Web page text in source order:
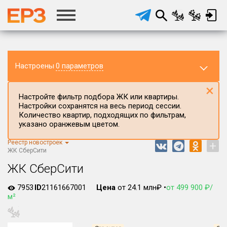
Настроены 0 параметров
Регион ЖК
Район в регионе
Все
Настройте фильтр подбора ЖК или квартиры.
Настройки сохранятся на весь период сессии.
Количество квартир, подходящих по фильтрам,
указано оранжевым цветом.
×
Реестр новостроек
ЖК СберСити
+
ЖК СберСити
7953 ID21161667001 Цена от 24.1 млн₽ •от 499 900 ₽/
м²